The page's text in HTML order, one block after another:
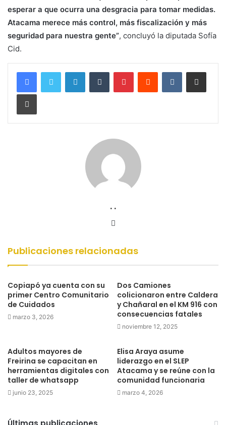
esperar a que ocurra una desgracia para tomar medidas.
Atacama merece más control, más fiscalización y más
seguridad para nuestra gente”, concluyó la diputada Sofía
Cid.
LinkedInTumblr PinterestReddit VKontakteCompartir por
Imprimir
. .
Sitio
Publicaciones relacionadas
Copiapó ya cuenta con su
primer Centro Comunitario
de Cuidados
marzo 3, 2026
Dos Camiones
colicionaron entre Caldera
y Chañaral en el KM 916 con
consecuencias fatales
noviembre 12, 2025
Adultos mayores de
Freirina se capacitan en
herramientas digitales con
taller de whatsapp
junio 23, 2025
Elisa Araya asume
liderazgo en el SLEP
Atacama y se reúne con la
comunidad funcionaria
marzo 4, 2026